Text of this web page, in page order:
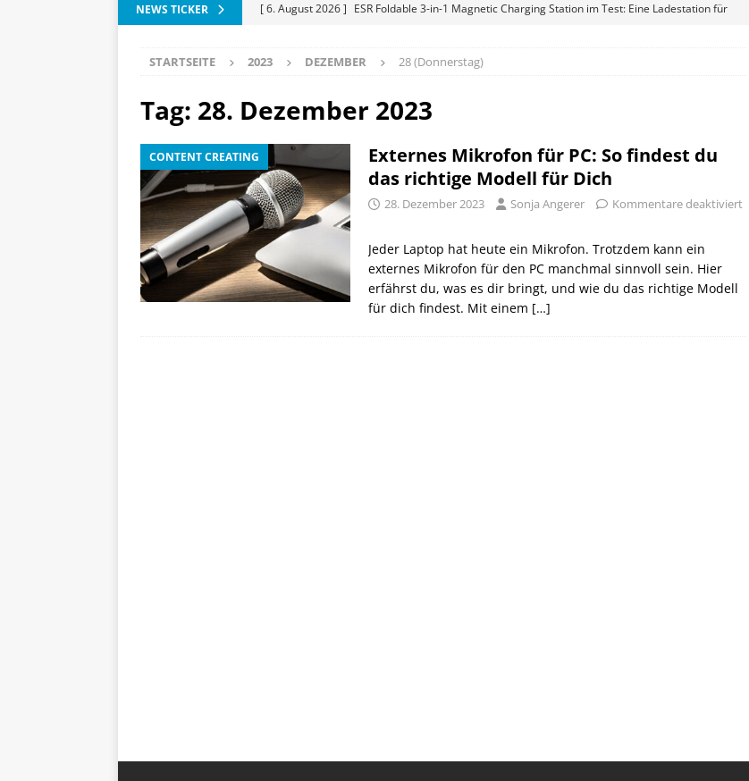
NEWS TICKER [ 6. August 2026 ] ESR Foldable 3-in-1 Magnetic Charging Station im Test: Eine Ladestation für
[ 5. August 2026 ] Heizkosten sparen: Eve Thermostat macht die Fußbodenheizung smart
SMART HOME
[ 3. August 2026 ]
Digitale Wanduhr von Lunartec: Großes LED-Display trifft auf bunte
Lichtakzente
HAUS UND HERD
[ 6. August 2026 ]
STARTSEITE 2023 DEZEMBER 28 (Donnerstag)
Tag: 28. Dezember 2023
CONTENT CREATING
Externes Mikrofon für PC: So findest du
das richtige Modell für Dich
28. Dezember 2023 Sonja Angerer Kommentare deaktiviert
Jeder Laptop hat heute ein Mikrofon. Trotzdem kann ein
externes Mikrofon für den PC manchmal sinnvoll sein. Hier
erfährst du, was es dir bringt, und wie du das richtige Modell
für dich findest. Mit einem […]